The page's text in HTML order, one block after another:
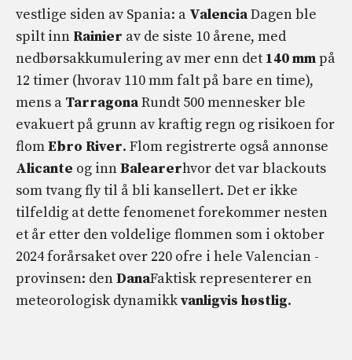
vestlige siden av Spania: a ValenciaDagen ble
spilt inn Rainier av de siste 10 årene, med
nedbørsakkumulering av mer enn det 140 mmpå
12 timer (hvorav 110 mm falt på bare en time),
mens a TarragonaRundt 500 mennesker ble
evakuert på grunn av kraftig regn og risikoen for
flomEbro River. Flom registrerte også annonse
Alicante og innBalearerhvor det var blackouts
som tvang fly til å bli kansellert. Det er ikke
tilfeldig at dette fenomenet forekommer nesten
et år etter den voldelige flommen som i oktober
2024 forårsaket over 220 ofre i hele Valencian -
provinsen: denDanaFaktisk representerer en
meteorologisk dynamikkvanligvis høstlig.